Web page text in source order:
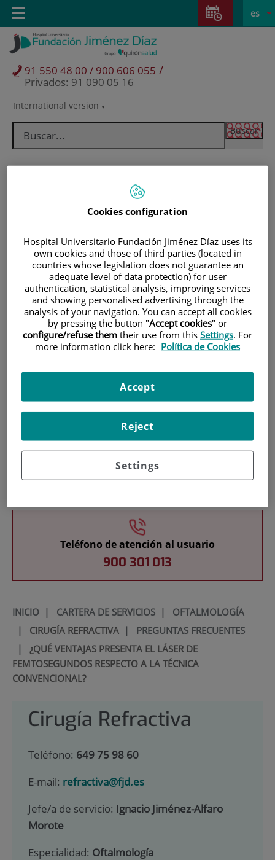
Saltar al contenido
Saltar
contenido
Selector
idioma
activo
es
International version
91 550 48 00 / 900 606 055 /
Privados: 91 090 05 16
Toggle
navigation
Pacientes y visitantes
Investigación
Docencia
Teléfono de atención al usuario
900 301 013
INICIO| CARTERA DE SERVICIOS| OFTALMOLOGÍA
| CIRUGÍA REFRACTIVA| PREGUNTAS FRECUENTES
| ¿QUÉ VENTAJAS PRESENTA EL LÁSER DE
FEMTOSEGUNDOS RESPECTO A LA TÉCNICA
CONVENCIONAL?
Cirugía Refractiva
Teléfono: 649 75 98 60
E-mail: refractiva@fjd.es
Jefe/a de servicio: Ignacio Jiménez-Alfaro
Morote
Especialidad: Oftalmología
Cookies configuration
Hospital Universitario Fundación Jiménez Díaz uses its
own cookies and those of third parties (located in
countries whose legislation does not guarantee an
adequate level of data protection) for user
authentication, statistical analysis, improving services
and showing personalised advertising through the
analysis of your navigation. You can accept all cookies
by pressing the button "Accept cookies" or
configure/refuse them their use from this Settings. For
more information click here: Política de Cookies
Settings
Reject
Accept